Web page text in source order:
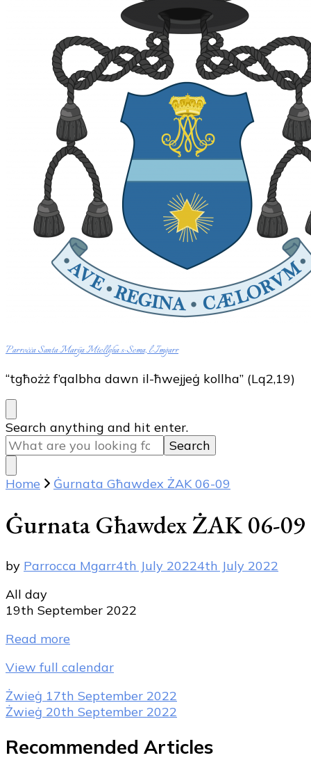
Parroċċa Santa Marija Mtellgħa s-Sema, l-Imġarr
“tgħożż f’qalbha dawn il-ħwejjeġ kollha” (Lq2,19)
Looking
for
Something?
Search anything and hit enter.
Home Ġurnata Għawdex ŻAK 06-09
Ġurnata Għawdex ŻAK 06-09
by Parrocca Mgarr4th July 20224th July 2022
Ġurnata
Għawdex
06-
All day
19th September 2022
Read more
View full calendar
Post
Navigation
Żwieġ 17th September 2022
Żwieġ 20th September 2022
Recommended Articles